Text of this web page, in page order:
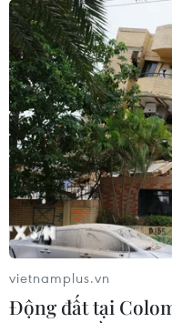
vietnamplus.vn
Động đất tại